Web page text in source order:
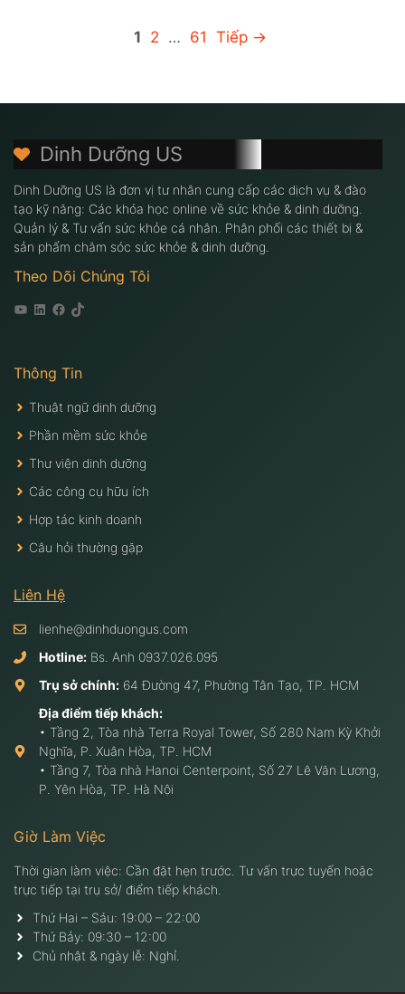
Trang
1 Trang
2 … Trang
61 Tiếp →
Dinh Dưỡng US
Dinh Dưỡng US là đơn vị tư nhân cung cấp các dịch vụ & đào
tạo kỹ năng: Các khóa học online về sức khỏe & dinh dưỡng.
Quản lý & Tư vấn sức khỏe cá nhân. Phân phối các thiết bị &
sản phẩm chăm sóc sức khỏe & dinh dưỡng.
Theo Dõi Chúng Tôi
Youtube
Linkedin
Facebook
Tiktok
Thông Tin
Thuật ngữ dinh dưỡng
Phần mềm sức khỏe
Thư viện dinh dưỡng
Các công cụ hữu ích
Hợp tác kinh doanh
Câu hỏi thường gặp
Liên Hệ
lienhe@dinhduongus.com
Hotline: Bs. Anh 0937.026.095
Trụ sở chính: 64 Đường 47, Phường Tân Tạo, TP. HCM
Địa điểm tiếp khách:
• Tầng 2, Tòa nhà Terra Royal Tower, Số 280 Nam Kỳ Khởi
Nghĩa, P. Xuân Hòa, TP. HCM
• Tầng 7, Tòa nhà Hanoi Centerpoint, Số 27 Lê Văn Lương,
P. Yên Hòa, TP. Hà Nội
Giờ Làm Việc
Thời gian làm việc: Cần đặt hẹn trước. Tư vấn trực tuyến hoặc
trực tiếp tại trụ sở/ điểm tiếp khách.
Thứ Hai – Sáu: 19:00 – 22:00
Thứ Bảy: 09:30 – 12:00
Chủ nhật & ngày lễ: Nghỉ.